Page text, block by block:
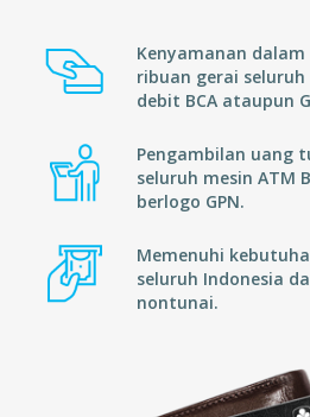
Kenyamanan
ribuan gerai
debit BCA ataupun
Pengambilan uang
seluruh mesin ATM
berlogo GPN.
Memenuhi
seluruh Indonesia
nontunai.